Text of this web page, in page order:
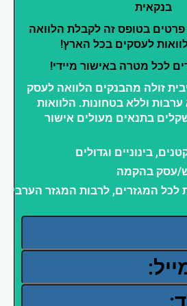
בנקאית
בטופס זה לקבלת הלוואה
לעסקים בכל הארץ!
לכל מטרה באישור מיידי!
זולה מהבנקים הלוואה לעסק
ערבות וללא בטחונות. הלוואות
8 מיליון שקלים בתנאים מעולים אישור
בינוניים וגדולים
עסק בהקמה
לכל המגזרים, לרבות המגזר הערבי